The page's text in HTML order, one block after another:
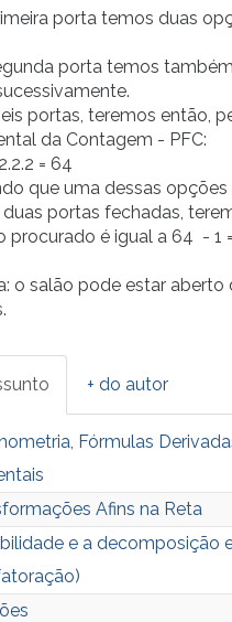
porta temos duas
porta temos
portas, teremos então,
da Contagem - PFC:
= 64
que uma dessas
portas fechadas,
procurado é igual a 64 - 1
o salão pode estar aberto
+ do autor
Fórmulas
Afins na Reta
e a decomposição